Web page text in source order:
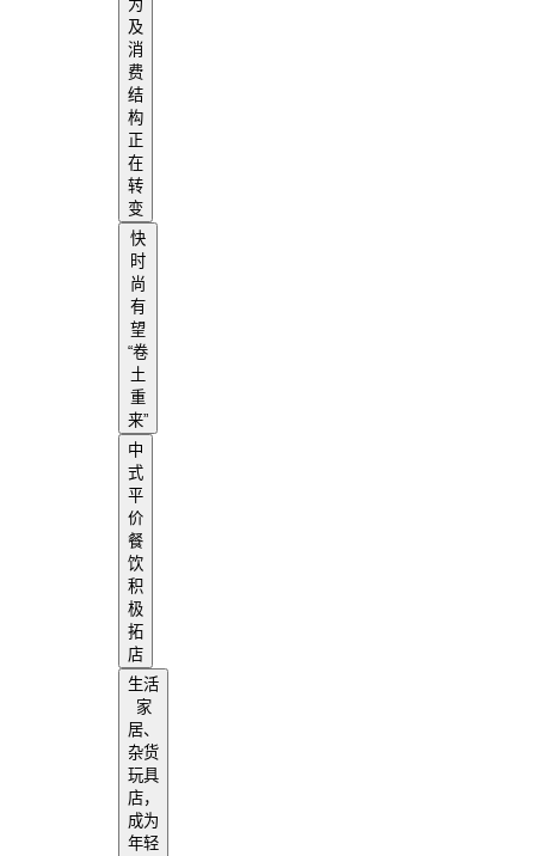
为
及
消
费
结
构
正
在
转
变
快
时
尚
有
望
“卷
土
重
来”
中
式
平
价
餐
饮
积
极
拓
店
生活
家
居、
杂货
玩具
店，
成为
年轻